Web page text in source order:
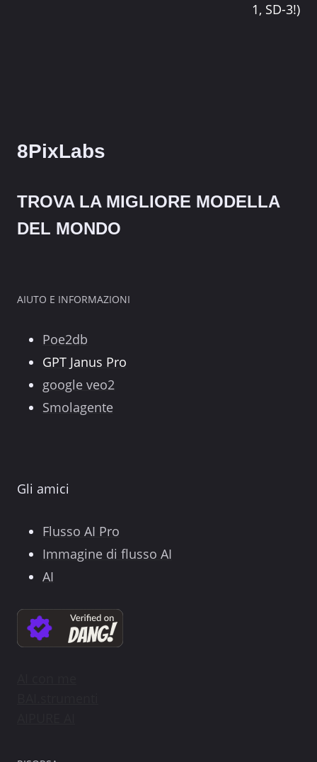
1, SD-3!)
8PixLabs
TROVA LA MIGLIORE MODELLA
DEL MONDO
AIUTO E INFORMAZIONI
Poe2db
GPT Janus Pro
google veo2
Smolagente
Gli amici
Flusso AI Pro
Immagine di flusso AI
AI